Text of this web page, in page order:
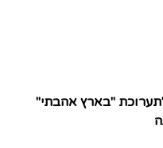
"בארץ אהבתי"